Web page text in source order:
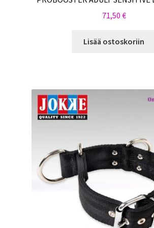
71,50 €
Lisää ostoskoriin